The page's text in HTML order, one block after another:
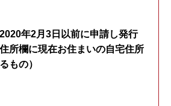
年2月3日以前に申請し発行
所欄に現在お住まいの自宅住所
もの）